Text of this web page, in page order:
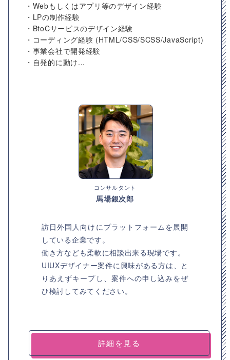
・Webもしくはアプリ等のデザイン経験
・LPの制作経験
・BtoCサービスのデザイン経験
・コーディング経験 (HTML/CSS/SCSS/JavaScript)
・事業会社で開発経験
・自発的に動け...
コンサルタント
馬場銀次郎
訪日外国人向けにプラットフォームを展開
している企業です。
働き方なども柔軟に相談出来る現場です。
UIUXデザイナー案件に興味がある方は、と
りあえずキープし、案件への申し込みをぜ
ひ検討してみてください。
詳細を見る